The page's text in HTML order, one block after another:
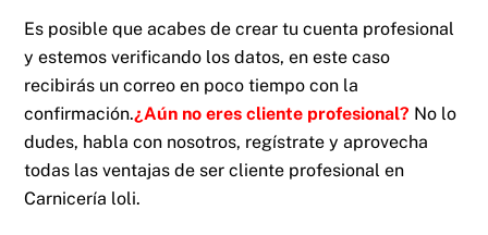
Es posible que acabes de crear tu cuenta profesional
y estemos verificando los datos, en este caso
recibirás un correo en poco tiempo con la
confirmación.¿Aún no eres cliente profesional? No lo
dudes, habla con nosotros, regístrate y aprovecha
todas las ventajas de ser cliente profesional en
Carnicería loli.